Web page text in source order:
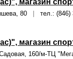
магазин
80 тел.: (846)
магазин
160/м-ТЦ